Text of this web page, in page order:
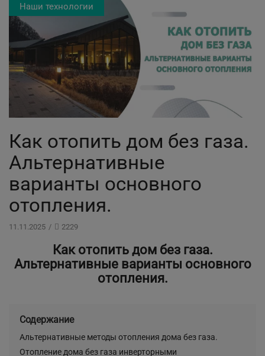
Наши технологии
Как отопить дом без газа.
Альтернативные
варианты основного
отопления.
11.11.2025 / 2229
Как отопить дом без газа.
Альтернативные варианты основного
отопления.
Содержание
Альтернативные методы отопления дома без газа.
Отопление дома без газа инверторными